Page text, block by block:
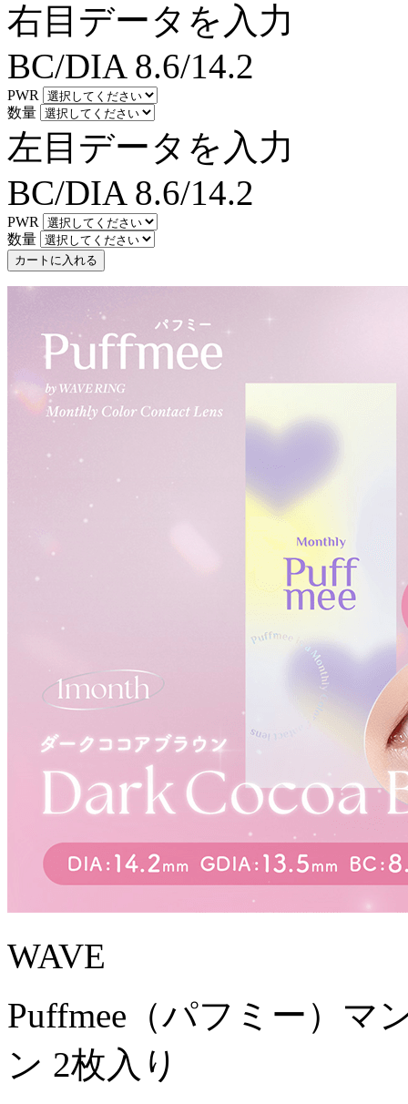
右目データを入力
BC/DIA 8.6/14.2
PWR
数量
左目データを入力
BC/DIA 8.6/14.2
PWR
数量
カートに入れる
WAVE
Puffmee（パフミー）マ
ン 2枚入り